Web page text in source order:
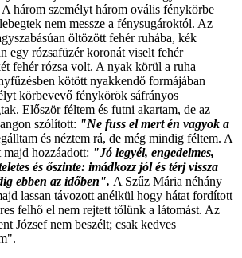
A három személyt három ovális fénykörbe
nem messze a fénysugároktól. Az
öltözött fehér ruhába, kék
egy rózsafüzér koronát viselt fehér
fehér rózsa volt. A nyak körül a ruha
kötött nyakkendő formájában
körbevevő fénykörök sáfrányos
Először féltem és futni akartam, de az
szólított: "Ne fuss el mert én vagyok a
és néztem rá, de még mindig féltem. A
hozzáadott: "Jó legyél, engedelmes,
és őszinte: imádkozz jól és térj vissza
ebben az időben". A Szűz Mária néhány
lassan távozott anélkül hogy hátat fordított
felhő el nem rejtett tőlünk a látomást. Az
József nem beszélt; csak kedves